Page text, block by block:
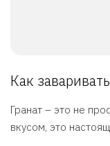
Как
Гранат – это не
вкусом, это